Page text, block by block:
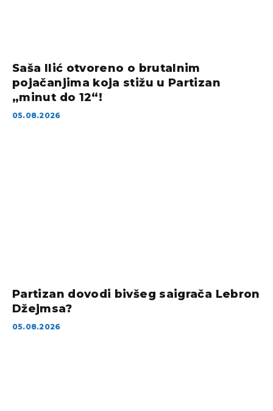
Saša Ilić otvoreno o brutalnim
pojačanjima koja stižu u Partizan
„minut do 12“!
05.08.2026
Partizan dovodi bivšeg saigrača Lebron
Džejmsa?
05.08.2026